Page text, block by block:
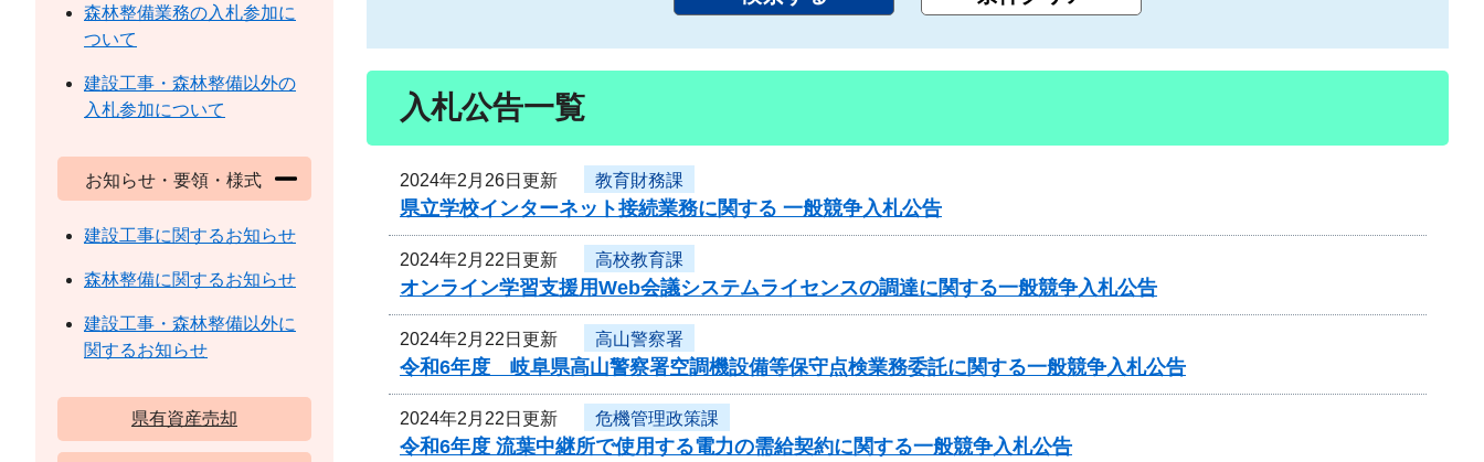
入札公告一覧
2024年2月26日更新 教育財務課
県立学校インターネット接続業務に関する 一般競争入札公告
2024年2月22日更新 高校教育課
オンライン学習支援用Web会議システムライセンスの調達に関する一般競争入札公告
2024年2月22日更新 高山警察署
令和6年度 岐阜県高山警察署空調機設備等保守点検業務委託に関する一般競争入札公告
2024年2月22日更新 危機管理政策課
令和6年度 流葉中継所で使用する電力の需給契約に関する一般競争入札公告
森林整備業務の入札参加に
ついて
建設工事・森林整備以外の
入札参加について
お知らせ・要領・様式
建設工事に関するお知らせ
森林整備に関するお知らせ
建設工事・森林整備以外に
関するお知らせ
県有資産売却